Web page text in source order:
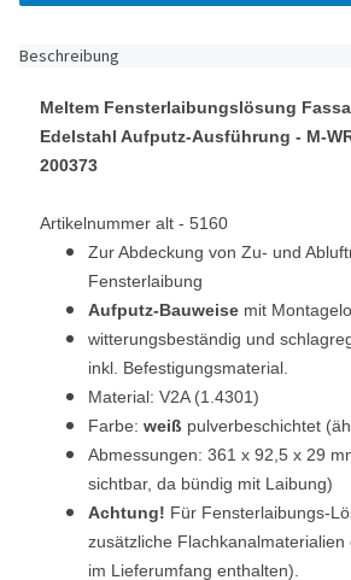
Beschreibung
Meltem Fensterlaibungslösung
Edelstahl Aufputz-Ausführung - M-
200373
Artikelnummer alt - 5160
Zur Abdeckung von Zu- und
Fensterlaibung
Aufputz-Bauweise mit
witterungsbeständig und
inkl. Befestigungsmaterial.
Material: V2A (1.4301)
Farbe: weiß pulverbeschichtet
Abmessungen: 361 x 92,5 x 29
sichtbar, da bündig mit Laibung)
Achtung! Für Fensterlaibungs-
zusätzliche
im Lieferumfang enthalten).